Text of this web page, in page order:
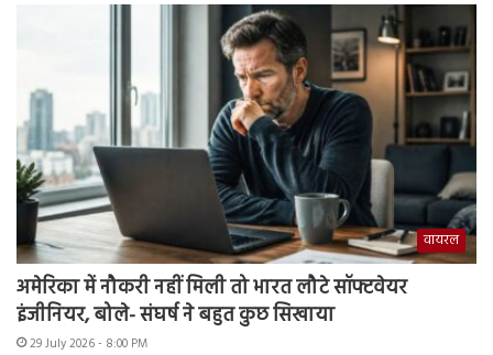
वायरल
अमेरिका में नौकरी नहीं मिली तो भारत लौटे सॉफ्टवेयर
इंजीनियर, बोले- संघर्ष ने बहुत कुछ सिखाया
29 July 2026 - 8:00 PM